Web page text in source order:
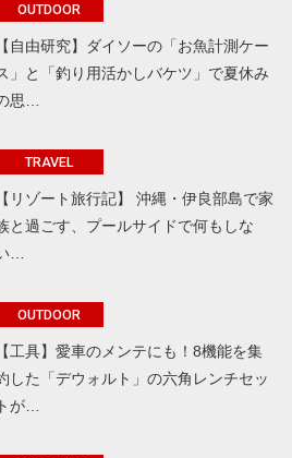
OUTDOOR
【自由研究】ダイソーの「お魚計測ケー
」と「釣り用活かしバケツ」で夏休み
思…
TRAVEL
【リゾート旅行記】 沖縄・伊良部島で家
と過ごす、プールサイドで何もしな
…
OUTDOOR
【工具】愛車のメンテにも！8機能を集
した「デウォルト」の六角レンチセッ
トが…